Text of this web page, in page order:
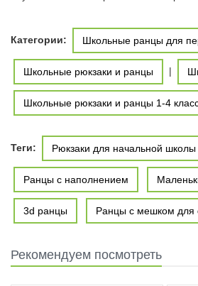
Категории: Школьные ранцы для
Школьные рюкзаки и ранцы |
Школьные рюкзаки и ранцы 1-4
Теги: Рюкзаки для начальной школы
Ранцы с наполнением
3d ранцы Ранцы с мешком для
Рекомендуем посмотреть